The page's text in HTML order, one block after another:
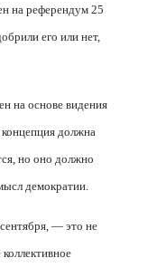
на референдум 25
его или нет,
на основе видения
должна
но оно должно
демократии.
— это не